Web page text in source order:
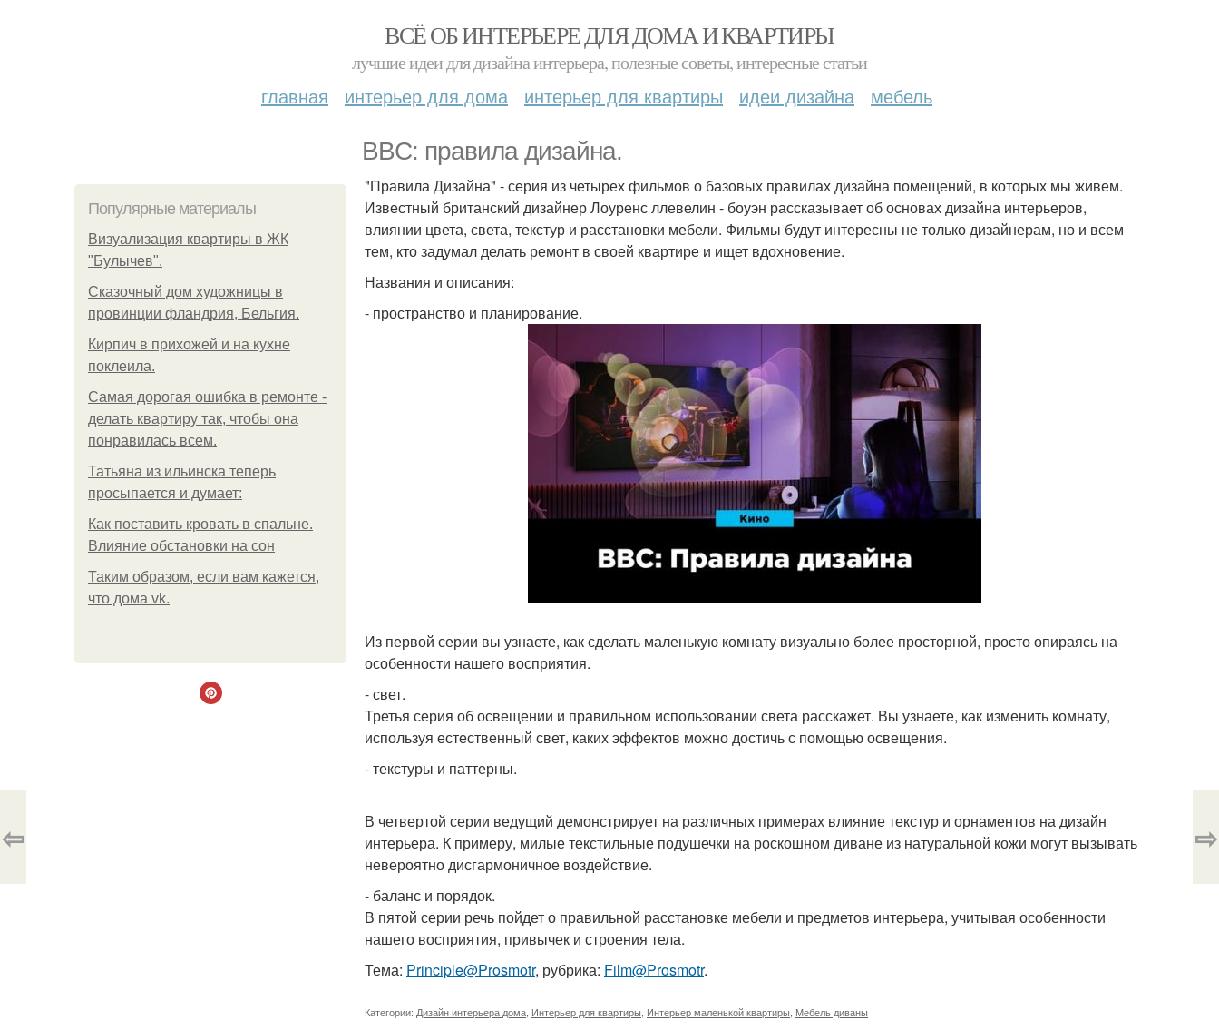
ВСЁ ОБ ИНТЕРЬЕРЕ ДЛЯ ДОМА И КВАРТИРЫ
лучшие идеи для дизайна интерьера, полезные советы, интересные статьи
главная интерьер для дома интерьер для квартиры идеи дизайна мебель
BBC: правила дизайна.
Популярные материалы
Визуализация квартиры в ЖК
"Булычев".
Сказочный дом художницы в
провинции фландрия, Бельгия.
Кирпич в прихожей и на кухне
поклеила.
Самая дорогая ошибка в ремонте -
делать квартиру так, чтобы она
понравилась всем.
Татьяна из ильинска теперь
просыпается и думает:
Как поставить кровать в спальне.
Влияние обстановки на сон
Таким образом, если вам кажется,
что дома vk.
"Правила Дизайна" - серия из четырех фильмов о базовых правилах дизайна помещений, в которых мы живем.
Известный британский дизайнер Лоуренс ллевелин - боуэн рассказывает об основах дизайна интерьеров,
влиянии цвета, света, текстур и расстановки мебели. Фильмы будут интересны не только дизайнерам, но и всем
тем, кто задумал делать ремонт в своей квартире и ищет вдохновение.
Названия и описания:
- пространство и планирование.
Из первой серии вы узнаете, как сделать маленькую комнату визуально более просторной, просто опираясь на
особенности нашего восприятия.
- свет.
Третья серия об освещении и правильном использовании света расскажет. Вы узнаете, как изменить комнату,
используя естественный свет, каких эффектов можно достичь с помощью освещения.
- текстуры и паттерны.
В четвертой серии ведущий демонстрирует на различных примерах влияние текстур и орнаментов на дизайн
интерьера. К примеру, милые текстильные подушечки на роскошном диване из натуральной кожи могут вызывать
невероятно дисгармоничное воздействие.
- баланс и порядок.
В пятой серии речь пойдет о правильной расстановке мебели и предметов интерьера, учитывая особенности
нашего восприятия, привычек и строения тела.
Тема: Principle@Prosmotr, рубрика: Film@Prosmotr.
Категории: Дизайн интерьера дома Интерьер для квартиры Интерьер маленькой квартиры Мебель диваны
⇦ ⇨